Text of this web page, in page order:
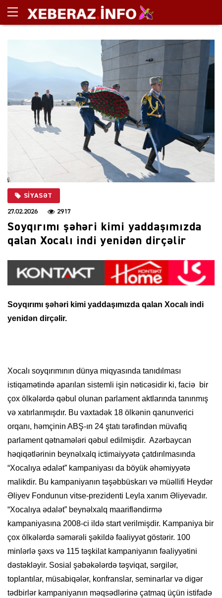
SIYASƏT
27.02.2026 2917
Soyqırımı şəhəri kimi yaddaşımızda
qalan Xocalı indi yenidən dirçəlir
Soyqırımı şəhəri kimi yaddaşımızda qalan Xocalı indi
yenidən dirçəlir.
Xocalı soyqırımının dünya miqyasında tanıdılması
istiqamətində aparılan sistemli işin nəticəsidir ki, faciə bir
çox ölkələrdə qəbul olunan parlament aktlarında tanınmış
və xatırlanmışdır. Bu vaxtadək 18 ölkənin qanunverici
orqanı, həmçinin ABŞ-ın 24 ştatı tərəfindən müvafiq
parlament qətnamələri qəbul edilmişdir. Azərbaycan
həqiqətlərinin beynəlxalq ictimaiyyətə çatdırılmasında
“Xocalıya ədalət” kampaniyası da böyük əhəmiyyətə
malikdir. Bu kampaniyanın təşəbbüskarı və müəllifi Heydər
Əliyev Fondunun vitse-prezidenti Leyla xanım Əliyevadır.
“Xocalıya ədalət” beynəlxalq maarifləndirmə
kampaniyasına 2008-ci ildə start verilmişdir. Kampaniya bir
çox ölkələrdə səmərəli şəkildə fəaliyyət göstərir. 100
minlərlə şəxs və 115 təşkilat kampaniyanın fəaliyyətini
dəstəkləyir. Sosial şəbəkələrdə təşviqat, sərgilər,
toplantılar, müsabiqələr, konfranslar, seminarlar və digər
tədbirlər kampaniyanın məqsədlərinə çatmaq üçün istifadə